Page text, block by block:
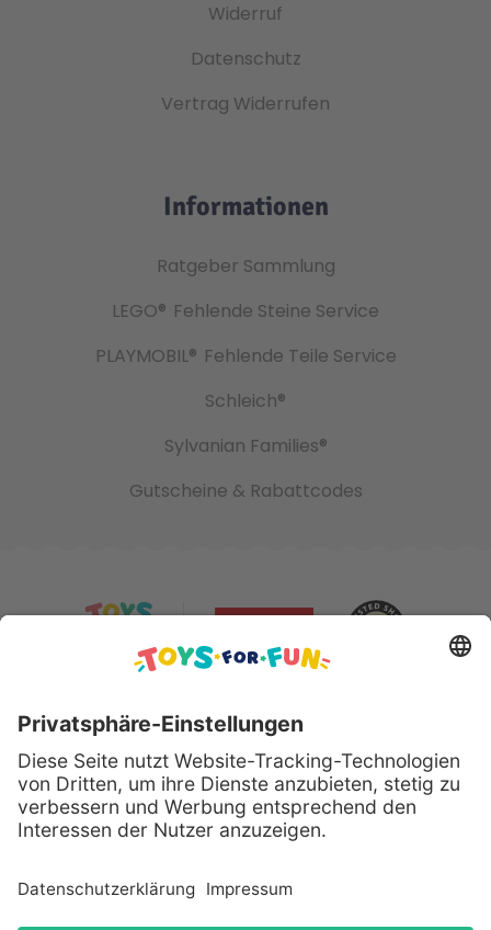
Widerruf
Datenschutz
Vertrag Widerrufen
Informationen
Ratgeber Sammlung
LEGO® Fehlende Steine Service
PLAYMOBIL® Fehlende Teile Service
Schleich®
Sylvanian Families®
Gutscheine & Rabattcodes
Sicher bezahlen mit:
Alle genannten Produkte und Logos sind eingetragene